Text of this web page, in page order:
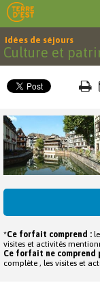
Idées de séjours
Culture et
*Ce forfait comprend :
visites et activités
Ce forfait ne comprend
complète , les visites et